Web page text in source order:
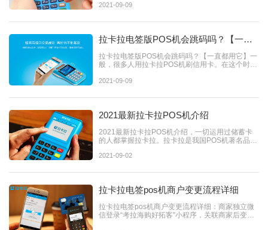
2021-09-09
拉卡拉电签版POS机会跳码吗？【一直
拉卡拉电签版POS机会跳码吗？【一直都用它】一
般，很多人用拉卡拉POS机刷信用卡。在这个时
2021-09-09
2021最新拉卡拉POS机介绍
2021最新拉卡拉POS机介绍，一切运用过储蓄卡
的人都掌握拉卡拉。拉卡拉是我国POS机著名品牌
2021-09-02
拉卡拉电签pos机商户变更流程详细
拉卡拉电签pos机商户变更流程详细：商家独立微
信登录“考拉海购好拓客”小程序，关联商家后变动